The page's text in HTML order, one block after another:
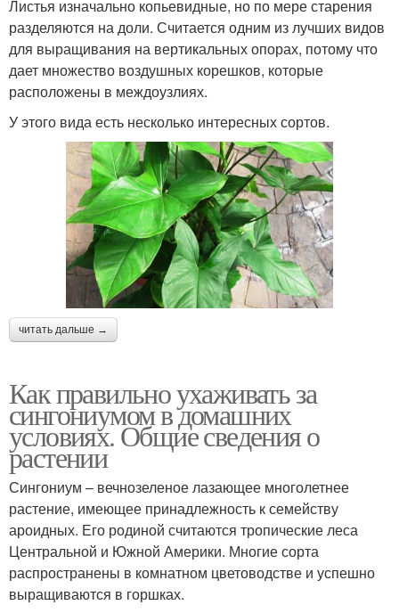
Листья изначально копьевидные, но по мере старения
разделяются на доли. Считается одним из лучших видов
для выращивания на вертикальных опорах, потому что
дает множество воздушных корешков, которые
расположены в междоузлиях.
У этого вида есть несколько интересных сортов.
читать дальше →
Как правильно ухаживать за
сингониумом в домашних
условиях. Общие сведения о
растении
Сингониум – вечнозеленое лазающее многолетнее
растение, имеющее принадлежность к семейству
ароидных. Его родиной считаются тропические леса
Центральной и Южной Америки. Многие сорта
распространены в комнатном цветоводстве и успешно
выращиваются в горшках.